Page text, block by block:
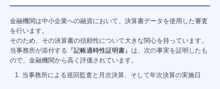
DX
経営支援
創業支援
事業承継・M&A
金融機関は中小企業への融資において、決算書データを使用した審査
を行います。
そのため、その決算書の信頼性について大きな関心を持っています。
当事務所が添付する 『記帳適時性証明書』 は、次の事実を証明したも
ので、金融機関から高く評価されています。
当事務所による巡回監査と月次決算、そして年次決算の実施日